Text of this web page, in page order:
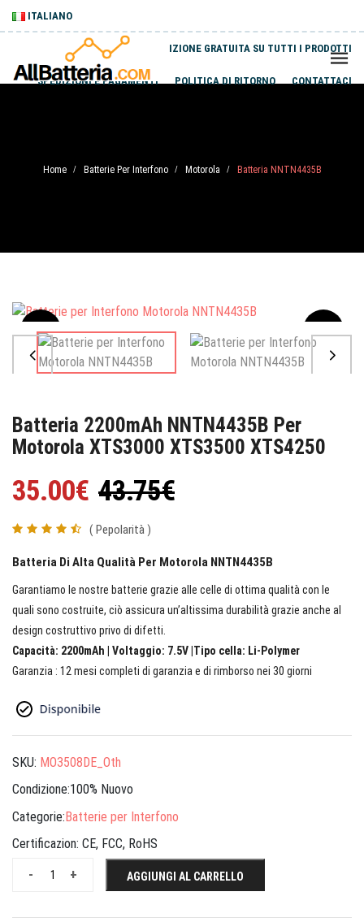
ITALIANO
SPEDIZIONE GRATUITA SU TUTTI I PRODOTTI
SPEDIZIONI E PAGAMENTI POLITICA DI RITORNO CONTATTACI
Home / Batterie Per Interfono / Motorola / Batteria NNTN4435B
Sale
Batteria 2200mAh NNTN4435B Per
Motorola XTS3000 XTS3500 XTS4250
35.00€ 43.75€
( Pepolarità )
Batteria Di Alta Qualità Per Motorola NNTN4435B
Garantiamo le nostre batterie grazie alle celle di ottima qualità con le
quali sono costruite, ciò assicura un’altissima durabilità grazie anche al
design costruttivo privo di difetti.
Capacità: 2200mAh | Voltaggio: 7.5V |Tipo cella: Li-Polymer
Garanzia : 12 mesi completi di garanzia e di rimborso nei 30 giorni
SKU: MO3508DE_Oth
Condizione:100% Nuovo
Categorie:Batterie per Interfono
Certificazion: CE, FCC, RoHS
+
- AGGIUNGI AL CARRELLO